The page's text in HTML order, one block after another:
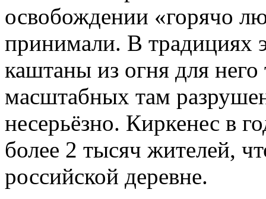
освобождении «горячо
принимали. В традициях
каштаны из огня для него
масштабных там
несерьёзно. Киркенес в
более 2 тысяч жителей,
российской деревне.